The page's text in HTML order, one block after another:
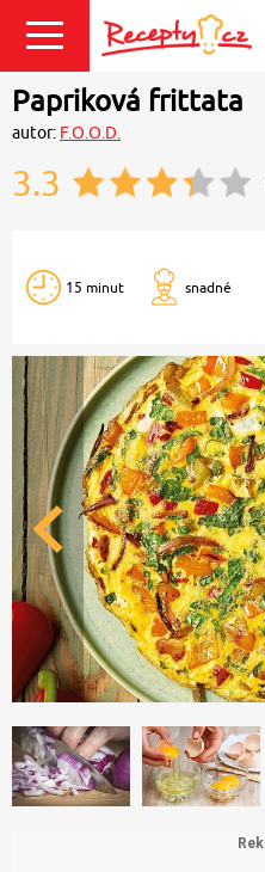
Papriková frittata
autor: F.O.O.D.
3.3
15 minut snadné